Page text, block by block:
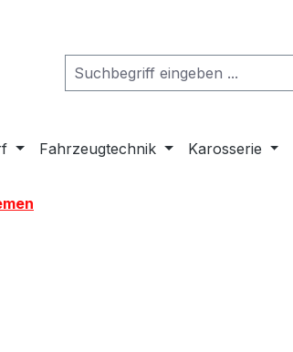
Fahrzeugtechnik Karosserie